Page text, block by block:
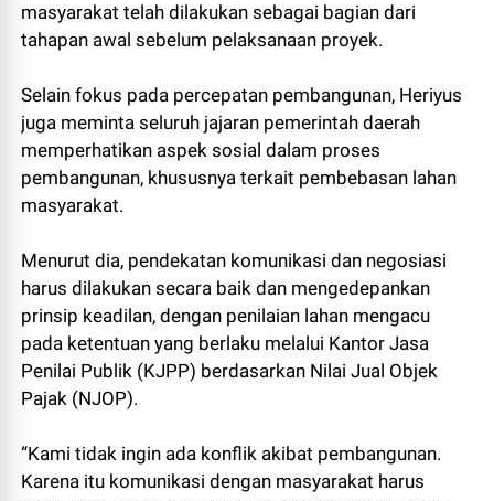
masyarakat telah dilakukan sebagai bagian dari
tahapan awal sebelum pelaksanaan proyek.
Selain fokus pada percepatan pembangunan, Heriyus
juga meminta seluruh jajaran pemerintah daerah
memperhatikan aspek sosial dalam proses
pembangunan, khususnya terkait pembebasan lahan
masyarakat.
Menurut dia, pendekatan komunikasi dan negosiasi
harus dilakukan secara baik dan mengedepankan
prinsip keadilan, dengan penilaian lahan mengacu
pada ketentuan yang berlaku melalui Kantor Jasa
Penilai Publik (KJPP) berdasarkan Nilai Jual Objek
Pajak (NJOP).
“Kami tidak ingin ada konflik akibat pembangunan.
Karena itu komunikasi dengan masyarakat harus